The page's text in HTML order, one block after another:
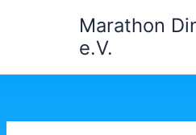
Marathon
e.V.